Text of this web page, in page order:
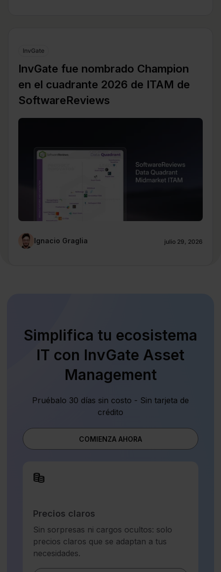
InvGate
InvGate fue nombrado Champion
en el cuadrante 2026 de ITAM de
SoftwareReviews
Ignacio Graglia julio 29, 2026
Simplifica tu ecosistema
IT con InvGate Asset
Management
Pruébalo 30 días sin costo - Sin tarjeta de
crédito
COMIENZA AHORA
Precios claros
Sin sorpresas ni cargos ocultos: solo
precios claros que se adaptan a tus
necesidades.